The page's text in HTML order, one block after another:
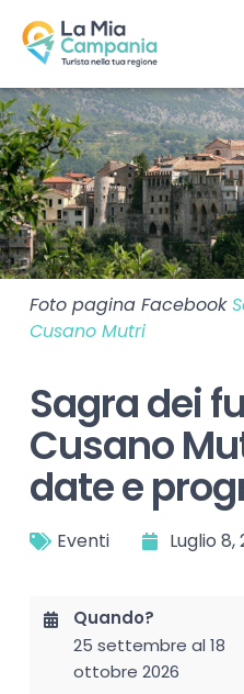
Foto pagina Facebook
Cusano Mutri
Sagra dei
Cusano
date e
Eventi Luglio 8,
Quando?
25 settembre al 18
ottobre 2026